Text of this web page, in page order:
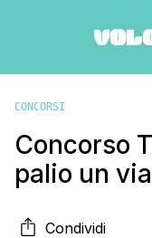
CONCORSI
Concorso
palio un
Condividi